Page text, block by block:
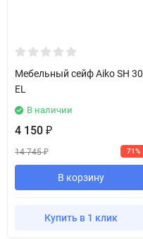
Мебельный сейф Aiko SH 30
EL
В наличии
4 150 ₽
14 745₽ 71%
В корзину
Купить в 1 клик